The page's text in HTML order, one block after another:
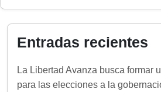
Entradas recientes
La Libertad Avanza busca formar
para las elecciones a la